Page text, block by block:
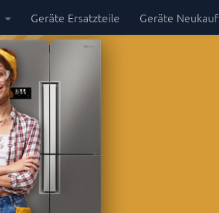
Geräte Ersatzteile Geräte Neukauf